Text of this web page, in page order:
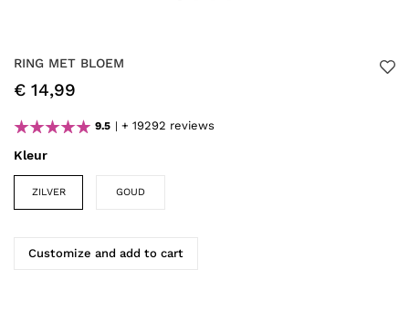
RING MET BLOEM
Kleur
ZILVER GOUD
9.5 + 19292 reviews
€ 14,99
Customize and add to cart